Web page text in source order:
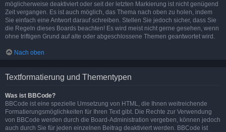
möglicherweise deaktiviert oder seit der letzten Markierung ist nicht genügend
Zeit vergangen. Es ist auch möglich, das Thema nach oben zu holen, indem
Sie einfach eine Antwort darauf schreiben. Stellen Sie jedoch sicher, dass Sie
die Regeln dieses Boards beachten! Es wird meist nicht gerne gesehen, wenn
ohne triftigen Grund auf alte oder abgeschlossene Themen geantwortet wird.
Nach oben
Textformatierung und Thementypen
Was ist BBCode?
BBCode ist eine spezielle Umsetzung von HTML, die Ihnen weitreichende
Formatierungsmöglichkeiten für Ihren Text gibt. Die Rechte zur Verwendung
von BBCode werden durch die Board-Administration vergeben, können jedoch
auch durch Sie für jeden einzelnen Beitrag deaktiviert werden. BBCode ist